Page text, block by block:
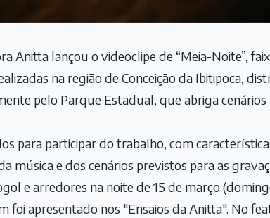
Anitta lançou o videoclipe de “Meia-Noite”,
na região de Conceição da Ibitipoca,
pelo Parque Estadual, que abriga
para participar do trabalho, com
música e dos cenários previstos para as
e arredores na noite de 15 de março
foi apresentado nos "Ensaios da Anitta". No